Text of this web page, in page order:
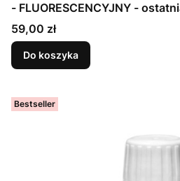
Cena
59,00 zł
Do koszyka
Bestseller